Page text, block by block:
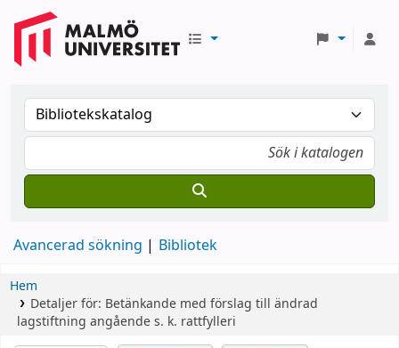
Avancerad sökning Bibliotek
Hem
Detaljer för: Betänkande med förslag till ändrad
lagstiftning angående s. k. rattfylleri